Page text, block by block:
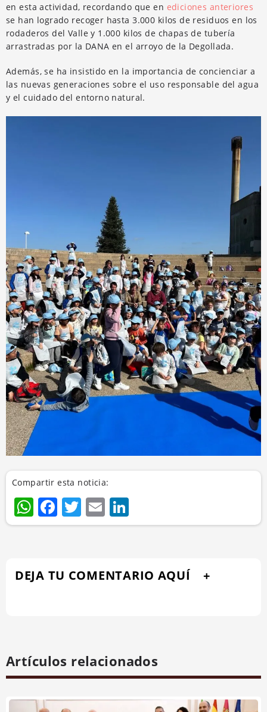
en esta actividad, recordando que en ediciones anteriores
se han logrado recoger hasta 3.000 kilos de residuos en los
rodaderos del Valle y 1.000 kilos de chapas de tubería
arrastradas por la DANA en el arroyo de la Degollada.
Además, se ha insistido en la importancia de concienciar a
las nuevas generaciones sobre el uso responsable del agua
y el cuidado del entorno natural.
Compartir esta noticia:
WhatsApp
Facebook
Twitter
Email
DEJA TU COMENTARIO AQUÍ
Artículos relacionados